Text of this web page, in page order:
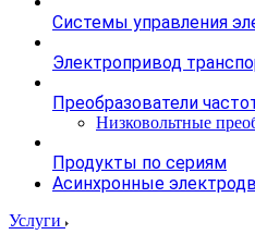
Системы управления
Электропривод
Преобразователи
Низковольтные
Продукты по сериям
Асинхронные
Услуги